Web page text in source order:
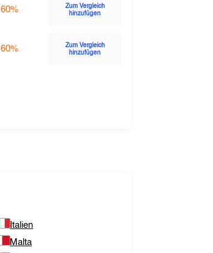
60%
Zum Vergleich
hinzufügen
60%
Zum Vergleich
hinzufügen
Italien
Malta